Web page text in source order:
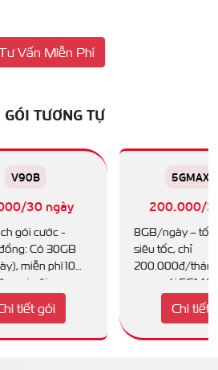
Vấn Miễn Phí
GÓI TƯƠNG TỰ
5GMAX200
200.000/30 ngày
8GB/ngày – tốc độ 5G
siêu tốc, chỉ
200.000đ/tháng! Đăng ký
Viettel để online không